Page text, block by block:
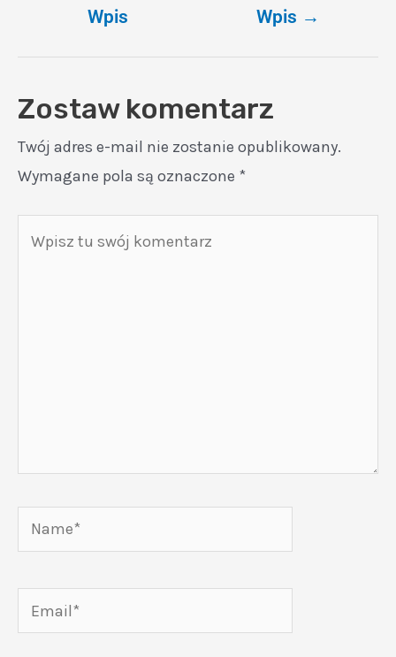
Wpis
Wpis →
Zostaw komentarz
Twój adres e-mail nie zostanie opublikowany.
Wymagane pola są oznaczone *
Name*
Email*